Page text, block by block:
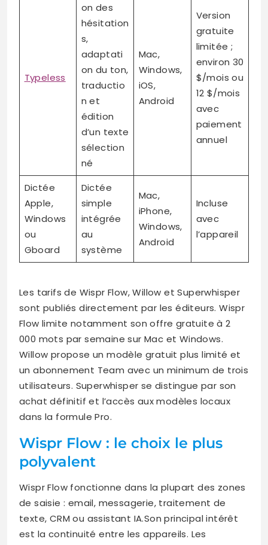
Typeless
on des
hésitation
s,
adaptati
on du ton,
traductio
n et
édition
d’un texte
sélection
né
Mac,
Windows,
iOS,
Android
Version
gratuite
limitée ;
environ 30
$/mois ou
12 $/mois
avec
paiement
annuel
Dictée
Apple,
Windows
ou
Gboard
Dictée
simple
intégrée
au
système
Mac,
iPhone,
Windows,
Android
Incluse
avec
l’appareil
Les tarifs de Wispr Flow, Willow et Superwhisper
sont publiés directement par les éditeurs. Wispr
Flow limite notamment son offre gratuite à 2
000 mots par semaine sur Mac et Windows.
Willow propose un modèle gratuit plus limité et
un abonnement Team avec un minimum de trois
utilisateurs. Superwhisper se distingue par son
achat définitif et l’accès aux modèles locaux
dans la formule Pro.
Wispr Flow : le choix le plus
polyvalent
Wispr Flow fonctionne dans la plupart des zones
de saisie : email, messagerie, traitement de
texte, CRM ou assistant IA.Son principal intérêt
est la continuité entre les appareils. Les